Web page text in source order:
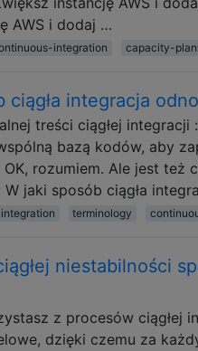
AWS i dodaj …
integration capacity-
ciągła integracja
treści ciągłej
bazą kodów, aby
rozumiem. Ale jest też
jaki sposób ciągła
terminology
niestabilności
z procesów
dzięki czemu za